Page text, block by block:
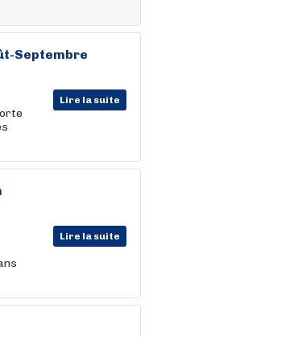
Septembre
Lire la suite
Lire la suite